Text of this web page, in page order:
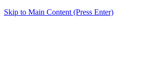
Skip to Main Content (Press Enter)